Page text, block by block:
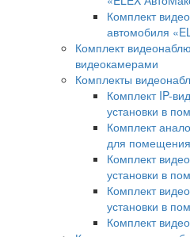
Комплект
автомобиля
Комплект
видеокамерами
Комплекты
Комплект IP-
установки в
Комплект
для помещения
Комплект
установки в
Комплект
установки в
Комплект